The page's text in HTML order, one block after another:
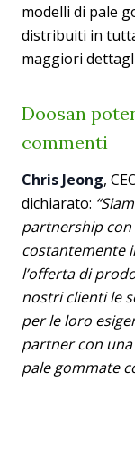
modelli di pale
distribuiti in
maggiori
Doosan
commenti
Chris Jeong,
dichiarato:
partnership con
costantemente
l’offerta di
nostri clienti le
per le loro
partner con
pale gommate